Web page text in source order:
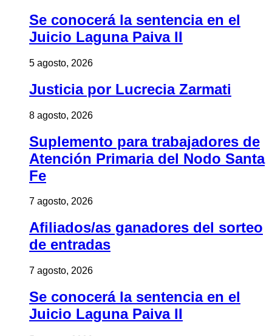
Se conocerá la sentencia en el
Juicio Laguna Paiva II
5 agosto, 2026
Justicia por Lucrecia Zarmati
8 agosto, 2026
Suplemento para trabajadores de
Atención Primaria del Nodo Santa
Fe
7 agosto, 2026
Afiliados/as ganadores del sorteo
de entradas
7 agosto, 2026
Se conocerá la sentencia en el
Juicio Laguna Paiva II